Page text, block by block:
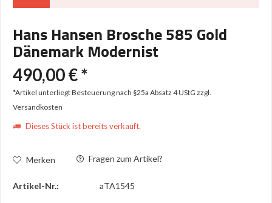
Hans Hansen Brosche 585 Gold
Dänemark Modernist
490,00 € *
*Artikel unterliegt Besteuerung nach §25a Absatz 4 UStG zzgl.
Versandkosten
Dieses Stück ist bereits verkauft.
Merken Fragen zum Artikel?
Artikel-Nr.: aTA1545